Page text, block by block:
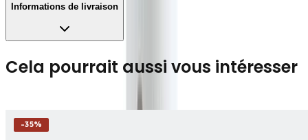
Informations de livraison
Cela pourrait aussi vous intéresser
-35%